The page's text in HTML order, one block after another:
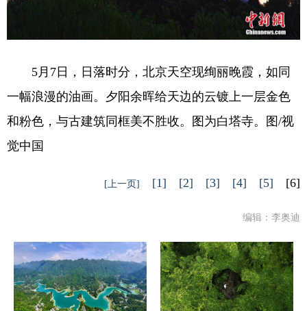
5月7日，日落时分，北京天空现绚丽晚霞，如同
一幅浪漫的油画。夕阳余晖给天边的云镀上一层金色
和粉色，与古建筑同框美不胜收。图为白塔寺。图/视
觉中国
[上一页] [1] [2] [3] [4] [5] [6]
编辑：李奥迪